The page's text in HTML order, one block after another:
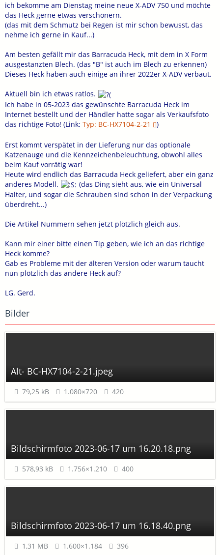
ich bekomme am Dienstag meine neue X-ADV 750 und möchte
das Heck gerne etwas verschönern.
(das mit dem Schmutz bei Regen ist mir schon bewusst, das
nehme ich gerne in Kauf...)
Am besten gefällt mir das Barracuda Heck, mit dem in X Form
ausgestanzten Blech. (das "B" ist auch im Blech zu erkennen)
Dieses Heck haben auch einige an ihrer 2022er X-ADV verbaut.
Aktuell bin ich etwas ratlos.
Ich habe in 05-2023 das gewünschte Barracuda Heck im
Internet bestellt und der Händler hatte sogar als Verkaufsfoto
das richtige Foto! (Link: Typ: BC-HX7104-2-21 )
Erst kommt verspätet in der Lieferung nur das optionale
Katzenauge und die Kennzeichenbeleuchtung, obwohl alles
beim Kauf vorrätig war!
Heute wird endlich das Barracuda Heck geliefert, aber ein ganz
anderes Modell.
(das Ding sieht aus, wie ein Universal
Halter, und sogar die Schrauben sind schon in der Verpackung
überdreht...)
Die Artikel Nummern sehen jetzt plötzlich gleich aus.
Kann mir einer bitte einen Tip geben, wie ich an das richtige
Heck komme?
Gab es Probleme mit der älteren Version oder warum taucht
nun plötzlich das andere Heck auf?
LG. Gerd.
Bilder
Alt- BC-HX7104-2-21.jpeg
79,25 kB 1.080×720 420
Bildschirmfoto 2023-06-17 um 16.20.18.png
578,93 kB 1.756×1.210 400
Bildschirmfoto 2023-06-17 um 16.18.40.png
1,31 MB 1.600×1.184 396